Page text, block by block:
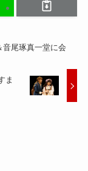
音尾琢真一堂に会
ま